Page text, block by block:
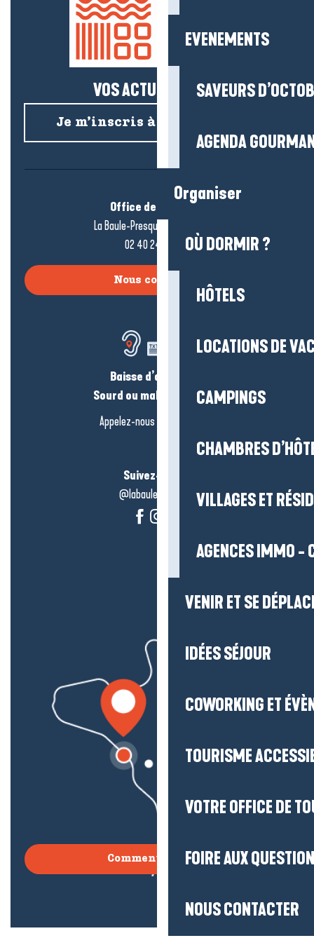
EVENEMENTS
SAVEURS
AGENDA
Organiser
OÙ DORMIR ?
HÔTELS
LOCATIONS DE
CAMPINGS
CHAMBRES
VILLAGES ET
AGENCES IMMO -
VENIR ET SE
IDÉES SÉJOUR
COWORKING ET
TOURISME
VOTRE OFFICE DE
FOIRE AUX
NOUS CONTACTER
VOS ACTUS SALÉES !
Je m’inscris à la newsletter
Office de tourisme
La Baule-Presqu’île de Guérande
02 40 24 34 44
Nous contacter
Baisse d’audition ?
Sourd ou malentendant ?
Appelez-nous en
Suivez-nous !
@labauleguérande
Comment venir ?